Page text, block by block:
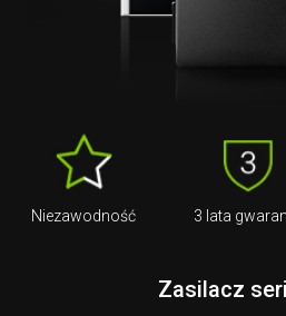
Niezawodność 3 lata
Zasilacz